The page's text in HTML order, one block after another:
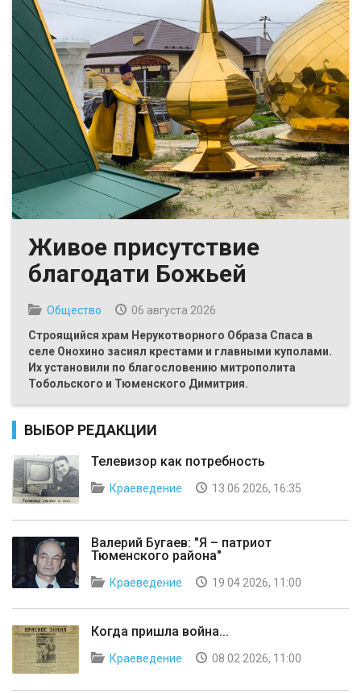
Живое присутствие
благодати Божьей
Общество
06 августа 2026
Строящийся храм Нерукотворного Образа Спаса в
селе Онохино засиял крестами и главными куполами.
Их установили по благословению митрополита
Тобольского и Тюменского Димитрия.
ВЫБОР РЕДАКЦИИ
Телевизор как потребность
Краеведение 13 06 2026, 16:35
Валерий Бугаев: "Я – патриот
Тюменского района"
Краеведение 19 04 2026, 11:00
Когда пришла война...
Краеведение 08 02 2026, 11:00